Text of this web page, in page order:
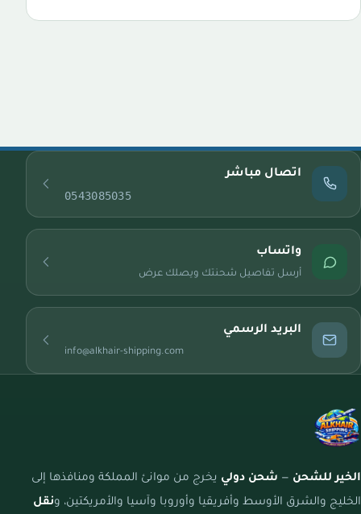
اتصال مباشر
0543085035
واتساب
أرسل تفاصيل شحنتك ويصلك عرض
البريد الرسمي
info@alkhair-shipping.com
الخير للشحن — شحن دولي يخرج من موانئ المملكة ومنافذها إلى
الخليج والشرق الأوسط وأفريقيا وأوروبا وآسيا والأمريكتين، ونقل